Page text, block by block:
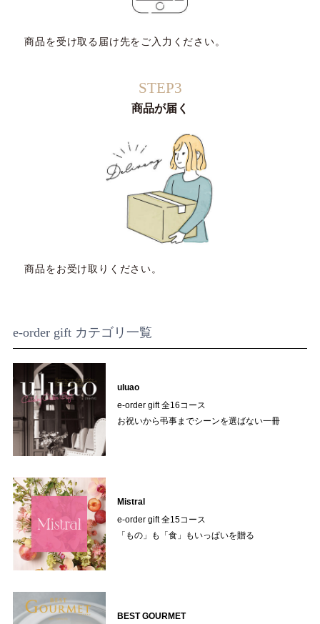
商品を受け取る届け先をご入力ください。
STEP3
商品が届く
商品をお受け取りください。
e-order gift カテゴリ一覧
uluao
e-order gift 全16コース
お祝いから弔事までシーンを選ばない一冊
Mistral
e-order gift 全15コース
「もの」も「食」もいっぱいを贈る
BEST GOURMET